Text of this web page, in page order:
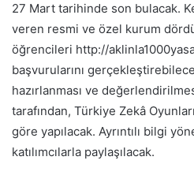
27 Mart tarihinde son bulacak.
veren resmi ve özel kurum
öğrencileri http://
başvurularını
hazırlanması ve
tarafından, Türkiye Zekâ
göre yapılacak. Ayrıntılı bilgi
katılımcılarla paylaşılacak.